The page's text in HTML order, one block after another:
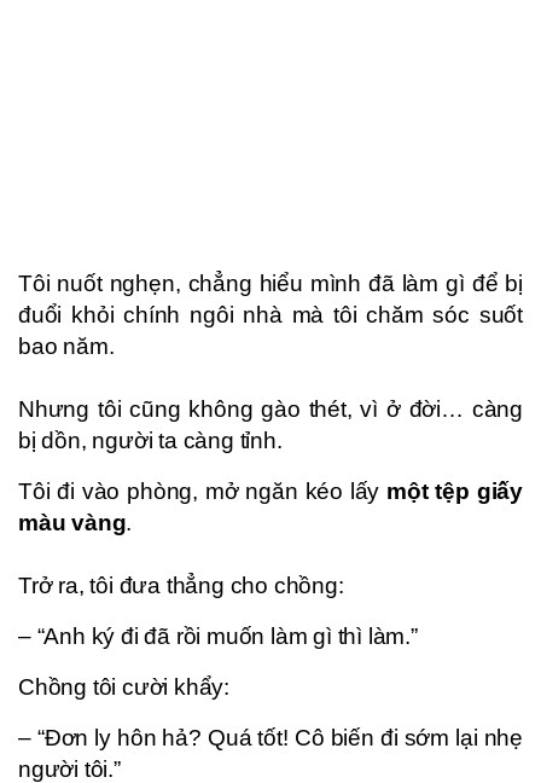
Tôi nuốt nghẹn, chẳng hiểu mình đã làm gì để bị
đuổi khỏi chính ngôi nhà mà tôi chăm sóc suốt
bao năm.
Nhưng tôi cũng không gào thét, vì ở đời… càng
bị dồn, người ta càng tỉnh.
Tôi đi vào phòng, mở ngăn kéo lấy một tệp giấy
màu vàng.
Trở ra, tôi đưa thẳng cho chồng:
– “Anh ký đi đã rồi muốn làm gì thì làm.”
Chồng tôi cười khẩy:
– “Đơn ly hôn hả? Quá tốt! Cô biến đi sớm lại nhẹ
người tôi.”